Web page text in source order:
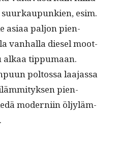
esim.
asi­aa paljon pien­
van­hal­la diesel moot­
tip­pumaan.
poltossa laa­jas­sa
pien­
mod­erni­in öljyläm­